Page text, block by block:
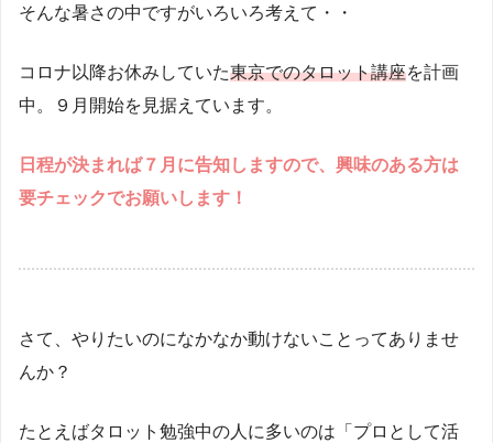
そんな暑さの中ですがいろいろ考えて・・
コロナ以降お休みしていた東京でのタロット講座を計画
中。９月開始を見据えています。
日程が決まれば７月に告知しますので、興味のある方は
要チェックでお願いします！
さて、やりたいのになかなか動けないことってありませ
んか？
たとえばタロット勉強中の人に多いのは「プロとして活